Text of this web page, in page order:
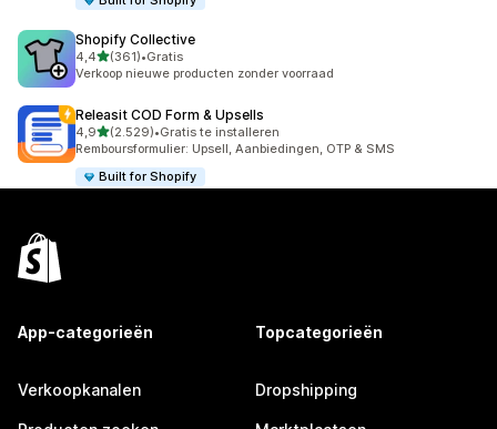
Shopify Collective
4,4van 5 sterren
(361)
361 recensies in totaal
•Gratis
Verkoop nieuwe producten zonder voorraad
Releasit COD Form & Upsells
4,9van 5 sterren
(2.529)
2529 recensies in totaal
•Gratis te installeren
Remboursformulier: Upsell, Aanbiedingen, OTP & SMS
Built for Shopify
App-categorieën
Verkoopkanalen
Topcategorieën
Dropshipping